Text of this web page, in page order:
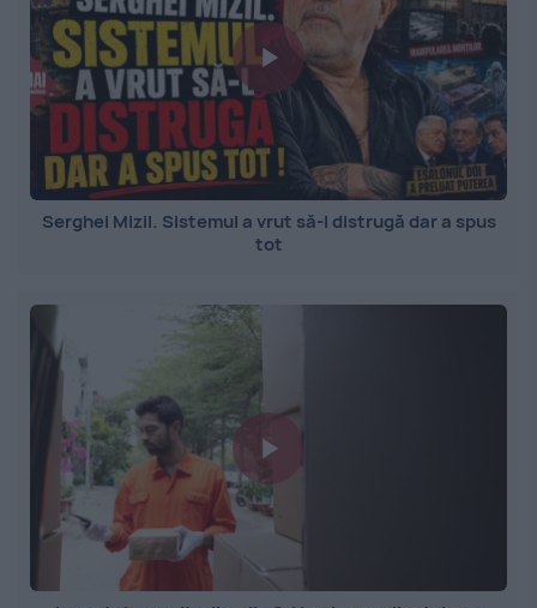
Serghei Mizil. Sistemul a vrut să-l distrugă dar a spus
tot